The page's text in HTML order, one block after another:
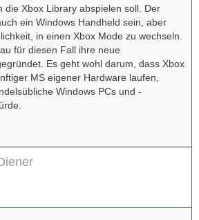
die Xbox Library abspielen soll. Der
ein Windows Handheld sein, aber
in einen Xbox Mode zu wechseln.
für diesen Fall ihre neue
Es geht wohl darum, dass Xbox
MS eigener Hardware laufen,
Windows PCs und -